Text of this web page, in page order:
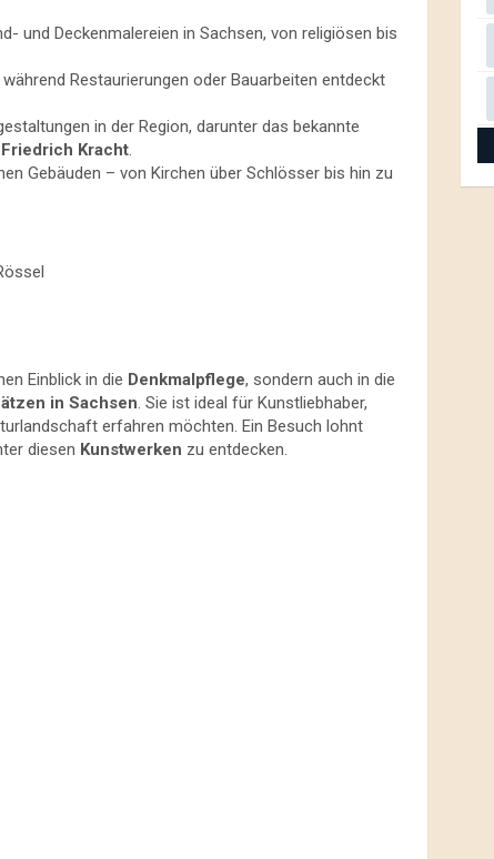
und Deckenmalereien in Sachsen, von religiösen bis
Restaurierungen oder Bauarbeiten entdeckt
in der Region, darunter das bekannte
Friedrich Kracht
Gebäuden – von Kirchen über Schlösser bis hin zu
Einblick in die Denkmalpflege, sondern auch in die
in Sachsen . Sie ist ideal für Kunstliebhaber,
erfahren möchten. Ein Besuch lohnt
diesen Kunstwerken zu entdecken.